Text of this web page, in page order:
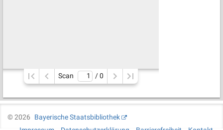
Scan / 0
©2026
Bayerische Staatsbibliothek